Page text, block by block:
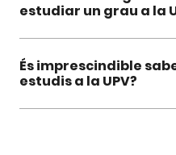
estudiar un grau a la
És imprescindible
estudis a la UPV?